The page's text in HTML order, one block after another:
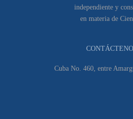
independiente y
en materia de
Cuba No. 460, entre